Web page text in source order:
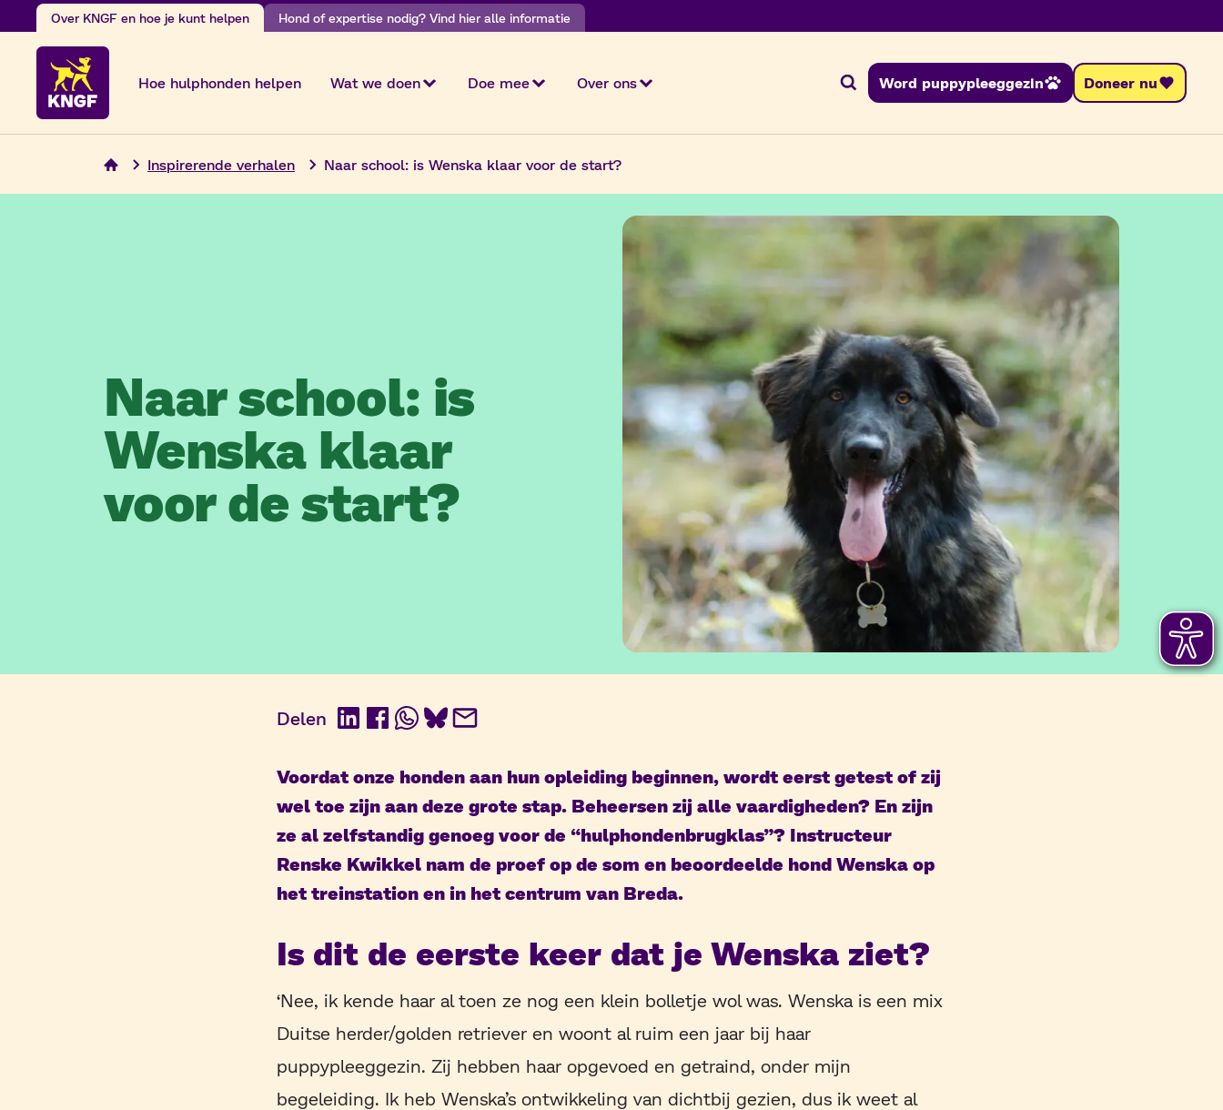
inhoud
Over KNGF en hoe je kunt helpen Hond of expertise nodig? Vind hier alle informatie
Hoe hulphonden helpen Wat we doen Doe mee Over ons ZoekenWord puppypleeggezin Doneer nu
Inspirerende verhalen Naar school: is Wenska klaar voor de start?
Naar school: is
Wenska klaar
voor de start?
Delen
LinkedIn
Facebook
WhatsApp
BlueSky
E-
Voordat onze honden aan hun opleiding beginnen, wordt eerst getest of zij
wel toe zijn aan deze grote stap. Beheersen zij alle vaardigheden? En zijn
ze al zelfstandig genoeg voor de “hulphondenbrugklas”? Instructeur
Renske Kwikkel nam de proef op de som en beoordeelde hond Wenska op
het treinstation en in het centrum van Breda.
Is dit de eerste keer dat je Wenska ziet?
‘Nee, ik kende haar al toen ze nog een klein bolletje wol was. Wenska is een mix
Duitse herder/golden retriever en woont al ruim een jaar bij haar
puppypleeggezin. Zij hebben haar opgevoed en getraind, onder mijn
begeleiding. Ik heb Wenska’s ontwikkeling van dichtbij gezien, dus ik weet al